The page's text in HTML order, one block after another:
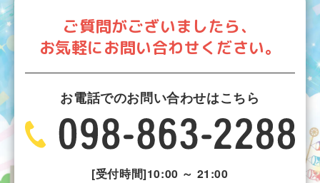
ご質問がございましたら、
お気軽にお問い合わせください。
お電話でのお問い合わせはこちら
[受付時間]10:00 ～ 21:00